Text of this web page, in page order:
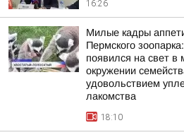
16:26
Милые кадры
Пермского
появился на свет в
окружении
удовольствием
лакомства
18:10